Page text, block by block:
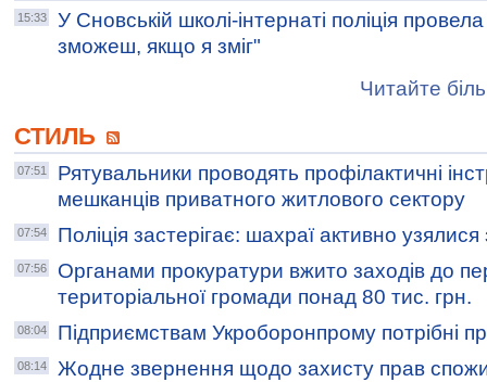
15:33
У Сновській школі-інтернаті поліція
зможеш, якщо я зміг"
Читайте
СТИЛЬ
07:51
Рятувальники проводять профілактичні
мешканців приватного житлового сектору
07:54 Поліція застерігає: шахраї активно
07:56
Органами прокуратури вжито заходів до
територіальної громади понад 80 тис. грн.
08:04 Підприємствам Укроборонпрому потрібні
08:14
Жодне звернення щодо захисту прав